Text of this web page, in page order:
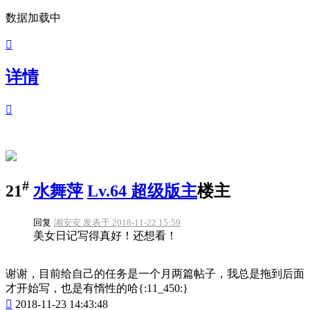
数据加载中

详情

21# 水舞萍 Lv.64 超级版主楼主
回复 湘安安 发表于 2018-11-22 15:59
美女日记写得真好！还想看！
谢谢，目前给自己的任务是一个月两篇帖子，我总是拖到后面
才开始写，也是有惰性的哈{:11_450:}
 2018-11-23 14:43:48